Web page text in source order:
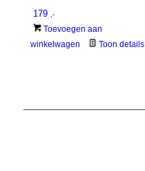
179
,-
Toevoegen aan
winkelwagen
Toon details